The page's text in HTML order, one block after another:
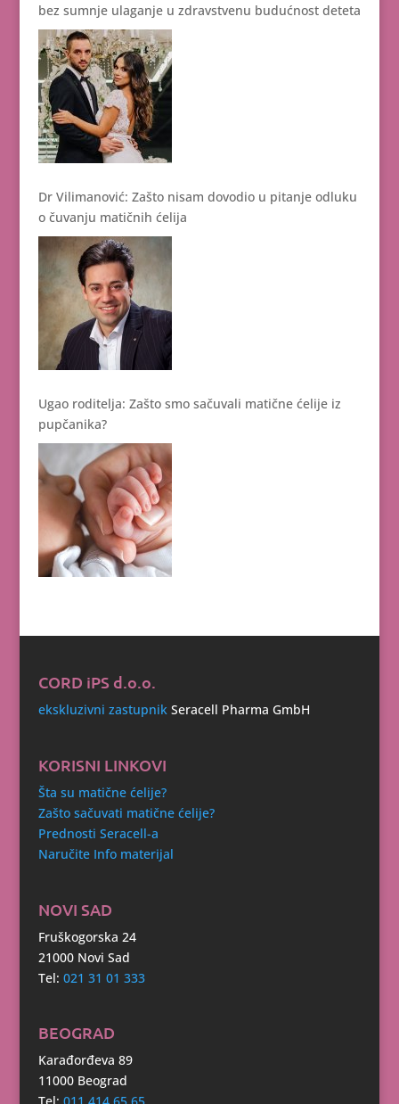
bez sumnje ulaganje u zdravstvenu budućnost deteta
Dr Vilimanović: Zašto nisam dovodio u pitanje odluku
o čuvanju matičnih ćelija
Ugao roditelja: Zašto smo sačuvali matične ćelije iz
pupčanika?
CORD iPS d.o.o.
ekskluzivni zastupnik Seracell Pharma GmbH
KORISNI LINKOVI
Šta su matične ćelije?
Zašto sačuvati matične ćelije?
Prednosti Seracell-a
Naručite Info materijal
NOVI SAD
Fruškogorska 24
21000 Novi Sad
Tel: 021 31 01 333
BEOGRAD
Karađorđeva 89
11000 Beograd